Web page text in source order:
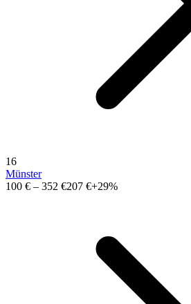
16
Münster
100 € – 352 €207 €+29%